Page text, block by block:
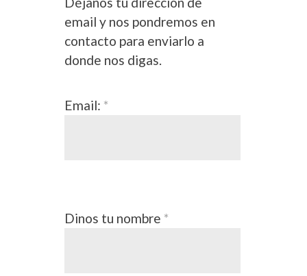
email y nos pondremos en
contacto para enviarlo a
donde nos digas.
Email: *
Dinos tu nombre *